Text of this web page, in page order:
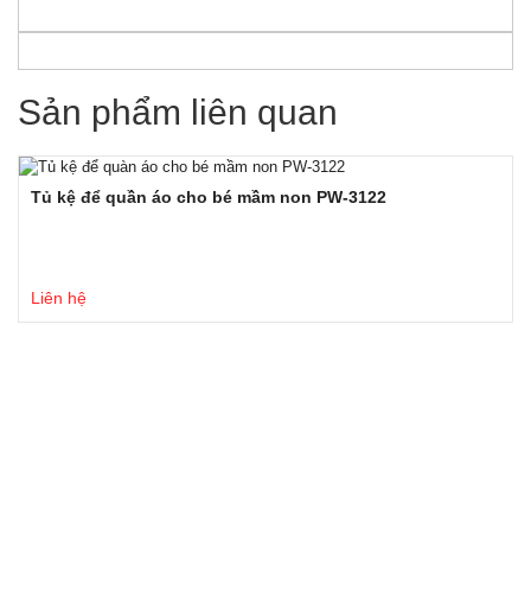
Sản phẩm liên quan
Tủ kệ để quần áo cho bé mầm non PW-3122
Liên hệ